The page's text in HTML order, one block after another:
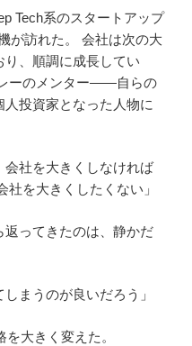
Tech系のスタートアップ
が訪れた。 会社は次の大
り、順調に成長してい
ーのメンター――自らの
投資家となった人物に
会社を大きくしなければ
を大きくしたくない」
ってきたのは、静かだ
まうのが良いだろう」
大きく変えた。